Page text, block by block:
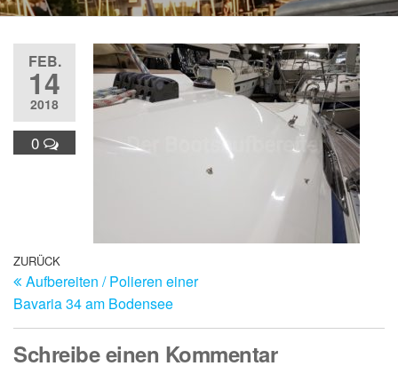
FEB.
14
2018
0
Beitragsnavigation
Vorheriger
Beitrag
ZURÜCK
Aufbereiten / Polieren einer
Bavaria 34 am Bodensee
Schreibe einen Kommentar